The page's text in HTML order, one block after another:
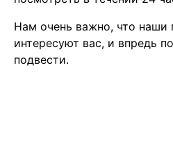
Нам очень важно, что наши
интересуют вас, и впредь
подвести.